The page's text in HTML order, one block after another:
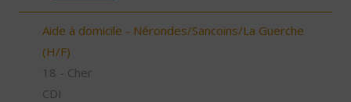
Aide à domicile - Nérondes/Sancoins/La Guerche
(H/F)
18 - Cher
CDI